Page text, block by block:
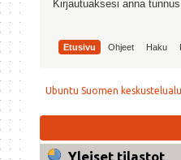
Kirjautuaksesi anna
Etusivu Ohjeet Haku
Ubuntu Suomen
Yleiset tilastot